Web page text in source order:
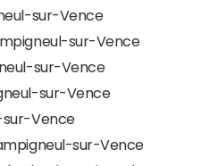
sur-Vence
sur-Vence
sur-Vence
sur-Vence
sur-Vence
sur-Vence